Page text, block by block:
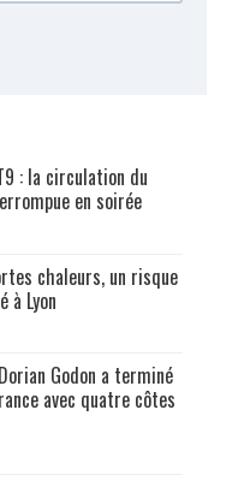
: la circulation du
en soirée
chaleurs, un risque
à Lyon
Godon a terminé
avec quatre côtes